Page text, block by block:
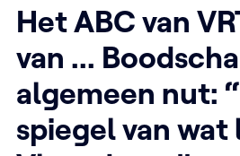
Het ABC van
van ...
algemeen nut:
spiegel van